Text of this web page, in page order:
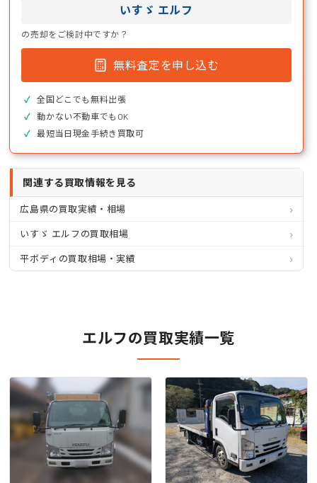
いすゞ エルフ
の売却をご検討中ですか？
無料査定を申し込む
全国どこでも無料出張
動かない不動車でもOK
最短当日現金手続き買取可
関連する買取情報を見る
広島県の買取実績・相場
いすゞ エルフの買取相場
平ボディの買取相場・実績
エルフの買取実績一覧